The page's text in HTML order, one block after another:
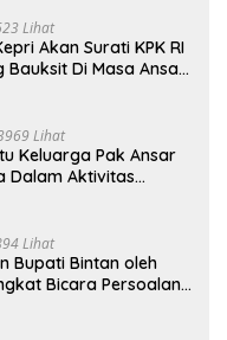
Lihat
Akan Surati KPK RI
Bauksit Di Masa Ansar
Lihat
Keluarga Pak Ansar
Dalam Aktivitas
Lihat
Bupati Bintan oleh
Bicara Persoalan